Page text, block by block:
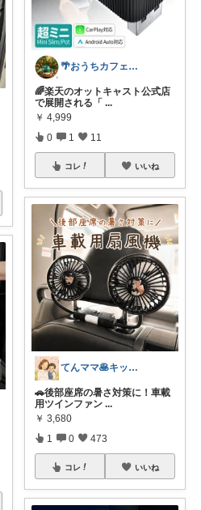
🌴おうちカフェ・魅せる家電と雑貨
🌈楽天のオットキャスト公式店
で展開される「 ...
￥ 4,999
0 1 11
コレ いいね
てんママ🥞キッチン雑貨と育児グッズ
🚗後部座席の暑さ対策に！車載
用ツインファン ...
￥ 3,680
1 0 473
コレ いいね